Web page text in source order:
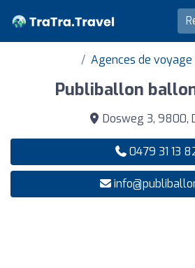
Agences de voyage
Publiballon
Dosweg 3, 9800,
0479 31 13